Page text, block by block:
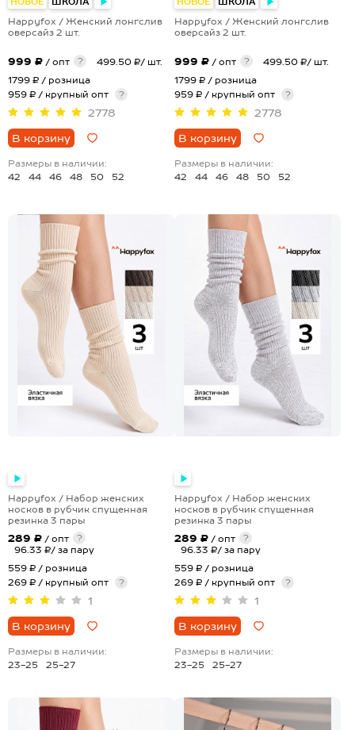
Happyfox / Женский лонгслив
оверсайз 2 шт.
999 ₽ / опт ?
499.50 ₽/ шт.
1799 ₽ / розница
959 ₽ / крупный опт
?
2778
В корзину
Размеры в наличии:
42
44 46 48 50 52
Happyfox / Женский лонгслив
оверсайз 2 шт.
999 ₽ / опт ?
499.50 ₽/ шт.
1799 ₽ / розница
959 ₽ / крупный опт
?
2778
В корзину
Размеры в наличии:
42
44 46 48 50 52
Happyfox / Набор женских
носков в рубчик спущенная
резинка 3 пары
289 ₽ / опт
?
96.33 ₽/ за пару
559 ₽ / розница
269 ₽ / крупный опт
?
1
В корзину
Размеры в наличии:
23-25
25-27
Happyfox / Набор женских
носков в рубчик спущенная
резинка 3 пары
289 ₽ / опт
?
96.33 ₽/ за пару
559 ₽ / розница
269 ₽ / крупный опт
?
1
В корзину
Размеры в наличии:
23-25
25-27